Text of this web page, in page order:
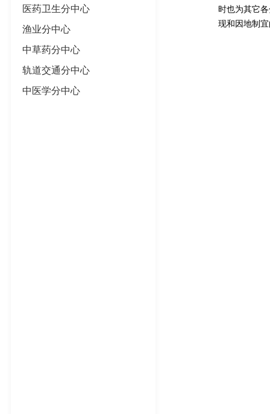
医药卫生分中心
渔业分中心
中草药分中心
轨道交通分中心
中医学分中心
时也为其它
现和因地制